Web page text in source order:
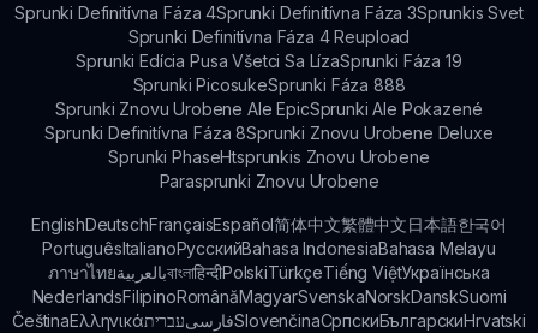
Sprunki Definitívna Fáza 4Sprunki Definitívna Fáza 3Sprunkis Svet
Sprunki Definitívna Fáza 4 Reupload
Sprunki Edícia Pusa Všetci Sa LízaSprunki Fáza 19
Sprunki PicosukeSprunki Fáza 888
Sprunki Znovu Urobene Ale EpicSprunki Ale Pokazené
Sprunki Definitívna Fáza 8Sprunki Znovu Urobene Deluxe
Sprunki PhaseHtsprunkis Znovu Urobene
Parasprunki Znovu Urobene
EnglishDeutschFrançaisEspañol简体中文繁體中文日本語한국어
PortuguêsItalianoРусскийBahasa IndonesiaBahasa Melayu
ภาษาไทยبالعربيةবাংলাहिन्दीPolskiTürkçeTiếng ViệtУкраїнська
NederlandsFilipinoRomânăMagyarSvenskaNorskDanskSuomi
ČeštinaΕλληνικάעבריתفارسیSlovenčinaСрпскиБългарскиHrvatski